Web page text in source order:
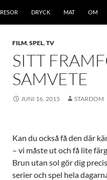
RESOR DRYCK MAT OM
FILM,SPEL,TV
SITT
SAMVETE
JUNI 16, 2015 STARDOM
Kan du också få den där
– vi måste ut och få lite
Brun utan sol gör dig
serier och spel hela